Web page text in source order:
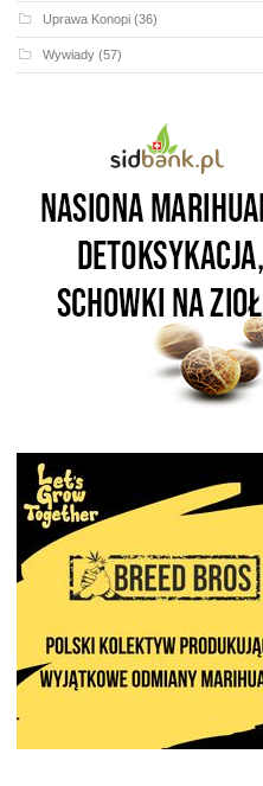
Uprawa Konopi (36)
Wywiady (57)